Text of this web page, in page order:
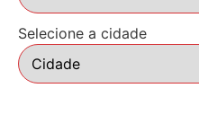
Selecione a cidade